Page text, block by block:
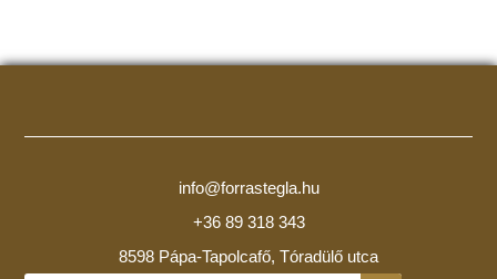
info@forrastegla.hu
+36 89 318 343
8598 Pápa-Tapolcafő, Tóradülő utca